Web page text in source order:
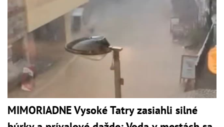
MIMORIADNE Vysoké Tatry zasiahli silné